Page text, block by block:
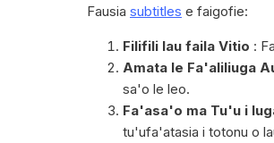
Fausia subtitles e faigofie:
Filifili lau faila Vitio :
Amata le Fa'aliliuga
sa'o le leo.
Fa'asa'o ma Tu'u i
tu'ufa'atasia i totonu o